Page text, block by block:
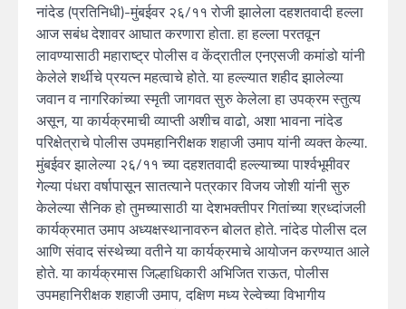
नांदेड (प्रतिनिधी)-मुंबईवर २६/११ रोजी झालेला दहशतवादी हल्ला
आज सबंध देशावर आघात करणारा होता. हा हल्ला परतवून
लावण्यासाठी महाराष्ट्र पोलीस व केंद्रातील एनएसजी कमांडो यांनी
केलेले शर्थीचे प्रयत्न महत्वाचे होते. या हल्ल्यात शहीद झालेल्या
जवान व नागरिकांच्या स्मृती जागवत सुरु केलेला हा उपक्रम स्तुत्य
असून, या कार्यक्रमाची व्याप्ती अशीच वाढो, अशा भावना नांदेड
परिक्षेत्राचे पोलीस उपमहानिरीक्षक शहाजी उमाप यांनी व्यक्त केल्या.
मुंबईवर झालेल्या २६/११ च्या दहशतवादी हल्ल्याच्या पार्श्वभूमीवर
गेल्या पंधरा वर्षापासून सातत्याने पत्रकार विजय जोशी यांनी सुरु
केलेल्या सैनिक हो तुमच्यासाठी या देशभक्तीपर गितांच्या श्रध्दांजली
कार्यक्रमात उमाप अध्यक्षस्थानावरुन बोलत होते. नांदेड पोलीस दल
आणि संवाद संस्थेच्या वतीने या कार्यक्रमाचे आयोजन करण्यात आले
होते. या कार्यक्रमास जिल्हाधिकारी अभिजित राऊत, पोलीस
उपमहानिरीक्षक शहाजी उमाप, दक्षिण मध्य रेल्वेच्या विभागीय